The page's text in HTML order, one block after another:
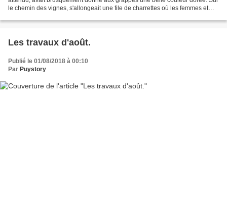
le chemin des vignes, s'allongeait une file de charrettes où les femmes et
Les travaux d'août.
Publié le 01/08/2018 à 00:10
Par Puystory